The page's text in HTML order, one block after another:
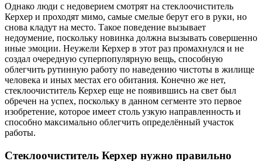
Однако люди с недоверием смотрят на стеклоочиститель
Керхер и проходят мимо, самые смелые берут его в руки, но
снова кладут на место. Такое поведение вызывает
недоумение, поскольку новинка должна вызывать совершенно
иные эмоции. Неужели Керхер в этот раз промахнулся и не
создал очередную суперпопулярную вещь, способную
облегчить рутинную работу по наведению чистоты в жилище
человека и иных местах его обитания. Конечно же нет,
стеклоочиститель Керхер еще не появившись на свет был
обречен на успех, поскольку в данном сегменте это первое
изобретение, которое имеет столь узкую направленность и
способно максимально облегчить определённый участок
работы.
Стеклоочиститель Керхер нужно правильно